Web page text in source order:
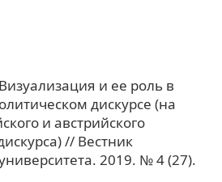
и ее роль в
дискурсе (на
и австрийского
// Вестник
2019. № 4 (27).